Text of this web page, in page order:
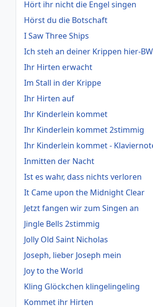
Hört ihr nicht die Engel singen
Hörst du die Botschaft
I Saw Three Ships
Ich steh an deiner Krippen hier-
Ihr Hirten erwacht
Im Stall in der Krippe
Ihr Hirten auf
Ihr Kinderlein kommet
Ihr Kinderlein kommet 2stimmig
Ihr Kinderlein kommet -
Inmitten der Nacht
Ist es wahr, dass nichts verloren
It Came upon the Midnight Clear
Jetzt fangen wir zum Singen an
Jingle Bells 2stimmig
Jolly Old Saint Nicholas
Joseph, lieber Joseph mein
Joy to the World
Kling Glöckchen klingelingeling
Kommet ihr Hirten